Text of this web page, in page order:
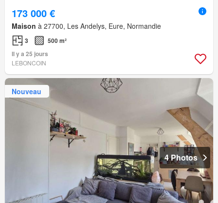
173 000 €
Maison à 27700, Les Andelys, Eure, Normandie
3
500 m²
Il y a 25 jours
LEBONCOIN
Nouveau
4 Photos